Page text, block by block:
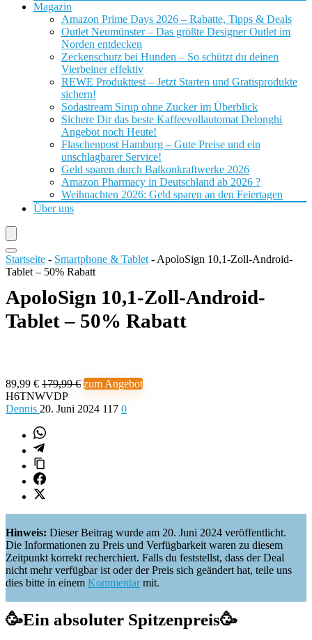
Magazin
Amazon Prime Days 2026 – Rabatte, Tipps & Deals
Outlet Neumünster – Das größte Designer Outlet im
Norden entdecken
Zeckenschutz bei Hunden – So schützt du deinen
Vierbeiner effektiv
REWE Produkttest – Jetzt Starten und Gratisprodukte
sichern!
Sodastream Sirup ohne Zucker im Überblick
Sichere Dir das beste Kaffeevollautomat Delonghi
Angebot noch Heute!
Flaschenpost Hamburg – Gute Preise und ein
unschlagbarer Service!
Geld sparen durch Balkonkraftwerke 2026
Amazon Pharmacy in Deutschland ab 2026 ?
Weihnachten 2026: Geld sparen an den Feiertagen
Über uns
Startseite - Smartphone & Tablet - ApoloSign 10,1-Zoll-Android-
Tablet – 50% Rabatt
ApoloSign 10,1-Zoll-Android-
Tablet – 50% Rabatt
89,99 € 179,99 € zum Angebot
H6TNWVDP
Dennis 20. Juni 2024 117 0
Hinweis: Dieser Beitrag wurde am 20. Juni 2024 veröffentlicht.
Die Informationen zu Preis und Verfügbarkeit waren zu diesem
Zeitpunkt korrekt recherchiert. Falls du feststellst, dass der Deal
nicht mehr verfügbar ist oder der Preis sich geändert hat, teile uns
dies bitte in einem Kommentarmit.
🥳Ein absoluter Spitzenpreis🥳